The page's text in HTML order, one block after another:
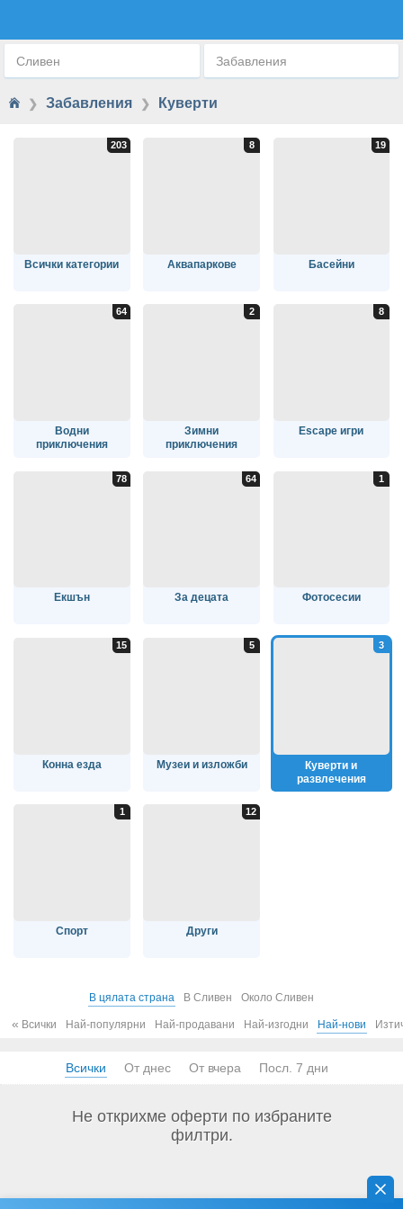
Сливен Забавления
❯ Забавления ❯ Куверти
Всички категории Аквапаркове Басейни
Водни
приключения
Зимни
приключения
Escape игри
Екшън За децата Фотосесии
Конна езда Музеи и изложби
Куверти и
развлечения
Спорт Други
В цялата страна В Сливен Около Сливен
« Всички Най-популярни Най-продавани Най-изгодни Най-нови
Всички От днес От вчера Посл. 7 дни
Не открихме оферти по избраните
филтри.